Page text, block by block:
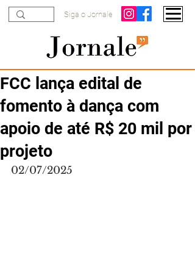
Siga o Jornale
FCC lança edital de
fomento à dança com
apoio de até R$ 20 mil por
projeto
02/07/2025